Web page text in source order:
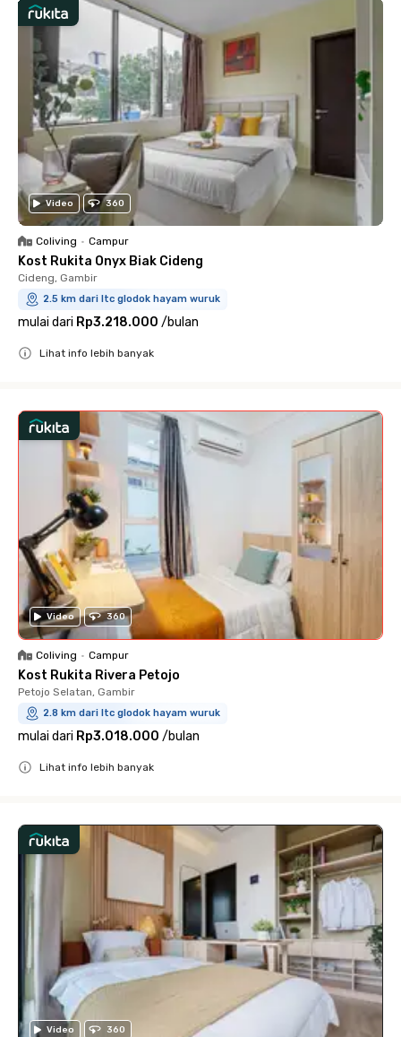
Video 360
Coliving • Campur
Kost Rukita Onyx Biak Cideng
Cideng, Gambir
2.5 km dari ltc glodok hayam wuruk
mulai dari Rp3.218.000 /bulan
Lihat info lebih banyak
Video 360
Coliving • Campur
Kost Rukita Rivera Petojo
Petojo Selatan, Gambir
2.8 km dari ltc glodok hayam wuruk
mulai dari Rp3.018.000 /bulan
Lihat info lebih banyak
Video 360